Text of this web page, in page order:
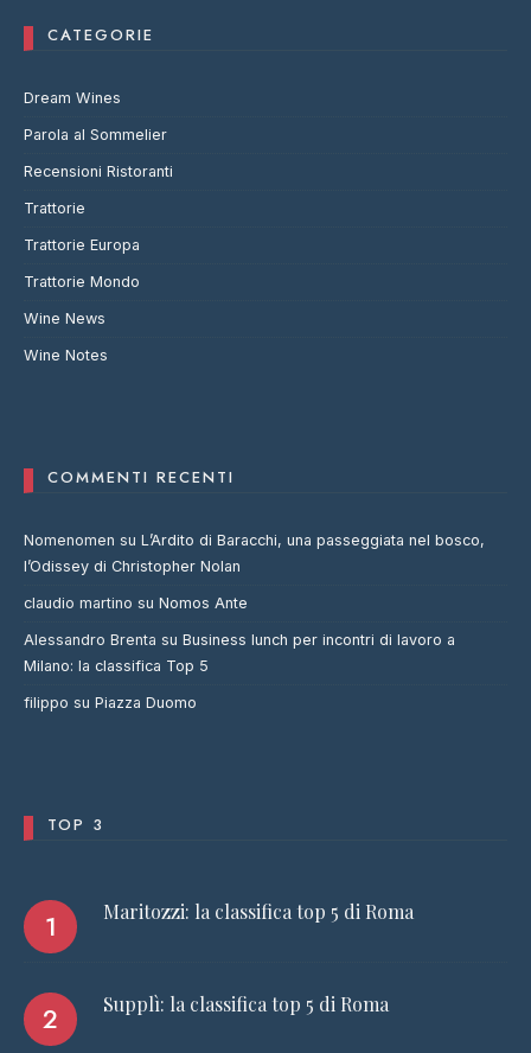
CATEGORIE
Dream Wines
Parola al Sommelier
Recensioni Ristoranti
Trattorie
Trattorie Europa
Trattorie Mondo
Wine News
Wine Notes
COMMENTI RECENTI
Nomenomen su L’Ardito di Baracchi, una passeggiata nel bosco,
l’Odissey di Christopher Nolan
claudio martino su Nomos Ante
Alessandro Brenta su Business lunch per incontri di lavoro a
Milano: la classifica Top 5
filippo su Piazza Duomo
TOP 3
Maritozzi: la classifica top 5 di Roma
Supplì: la classifica top 5 di Roma